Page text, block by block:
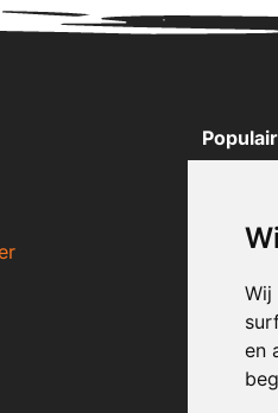
Wij
en
Populair
New
Puma